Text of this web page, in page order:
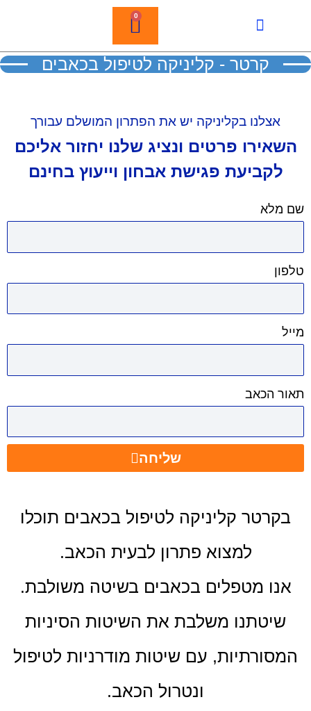
קרטר - קליניקה לטיפול בכאבים
אצלנו בקליניקה יש את הפתרון המושלם עבורך
פרטים ונציג שלנו יחזור אליכם
לקביעת פגישת אבחון וייעוץ בחינם
הכאב
שליחה
קליניקה לטיפול בכאבים תוכלו
למצוא פתרון לבעית הכאב.
מטפלים בכאבים בשיטה משולבת.
שיטתנו משלבת את השיטות הסיניות
עם שיטות מודרניות לטיפול
ונטרול הכאב.